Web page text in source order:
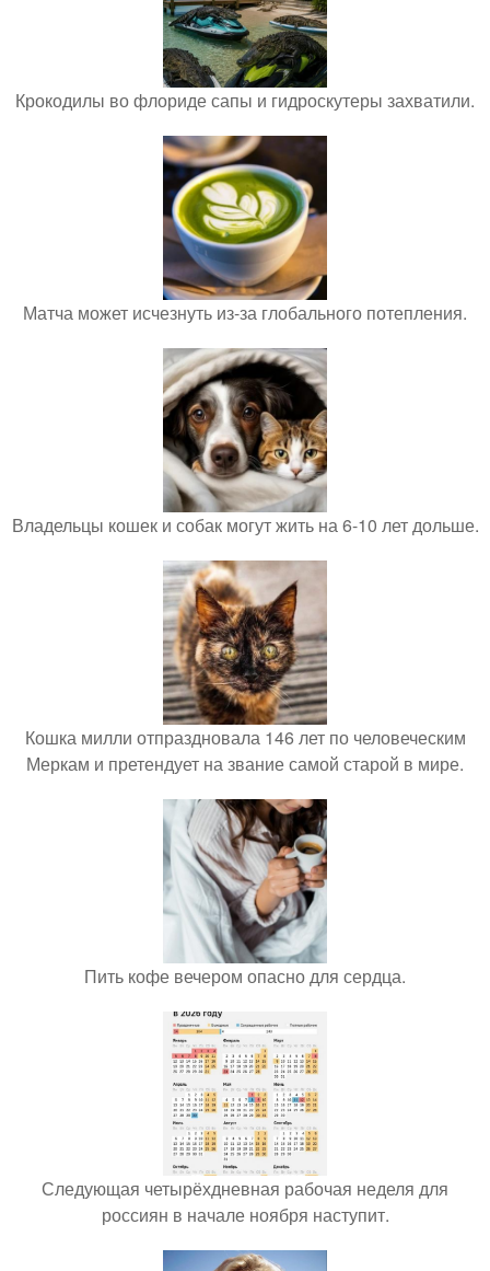
Крокодилы во флориде сапы и гидроскутеры захватили.
Матча может исчезнуть из-за глобального потепления.
Владельцы кошек и собак могут жить на 6-10 лет дольше.
Кошка милли отпраздновала 146 лет по человеческим
Меркам и претендует на звание самой старой в мире.
Пить кофе вечером опасно для сердца.
Следующая четырёхдневная рабочая неделя для
россиян в начале ноября наступит.